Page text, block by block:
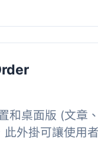
和桌面版 (文章
外掛可讓使用